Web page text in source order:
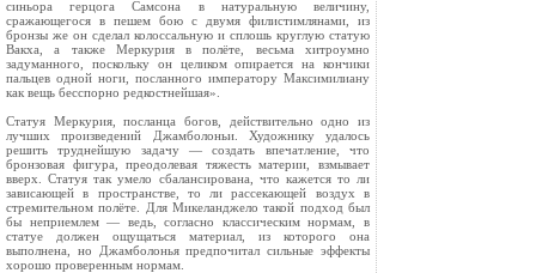
синьора герцога Самсона в натуральную величину,
сражающегося в пешем бою с двумя филистимлянами, из
бронзы же он сделал колоссальную и сплошь круглую статую
Вакха, а также Меркурия в полёте, весьма хитроумно
задуманного, поскольку он целиком опирается на кончики
пальцев одной ноги, посланного императору Максимилиану
как вещь бесспорно редкостнейшая».
Статуя Меркурия, посланца богов, действительно одно из
лучших произведений Джамболоньи. Художнику удалось
решить труднейшую задачу — создать впечатление, что
бронзовая фигура, преодолевая тяжесть материи, взмывает
вверх. Статуя так умело сбалансирована, что кажется то ли
зависающей в пространстве, то ли рассекающей воздух в
стремительном полёте. Для Микеланджело такой подход был
бы неприемлем — ведь, согласно классическим нормам, в
статуе должен ощущаться материал, из которого она
выполнена, но Джамболонья предпочитал сильные эффекты
хорошо проверенным нормам.